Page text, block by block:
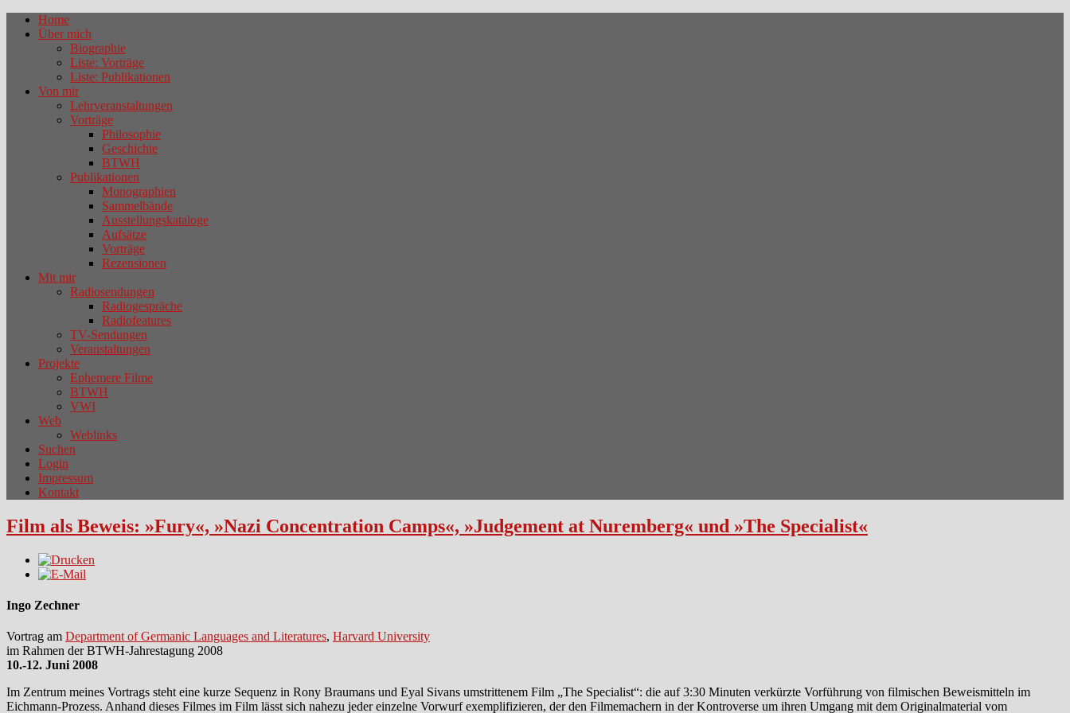
Home
Über mich
Biographie
Liste: Vorträge
Liste: Publikationen
Von mir
Lehrveranstaltungen
Vorträge
Philosophie
Geschichte
BTWH
Publikationen
Monographien
Sammelbände
Ausstellungskataloge
Aufsätze
Vorträge
Rezensionen
Mit mir
Radiosendungen
Radiogespräche
Radiofeatures
TV-Sendungen
Veranstaltungen
Projekte
Ephemere Filme
BTWH
VWI
Web
Weblinks
Suchen
Login
Impressum
Kontakt
Film als Beweis: »Fury«, »Nazi Concentration Camps«, »Judgement at Nuremberg« und »The Specialist«
Ingo Zechner
Vortrag am Department of Germanic Languages and Literatures, Harvard University
im Rahmen der BTWH-Jahrestagung 2008
10.-12. Juni 2008
Im Zentrum meines Vortrags steht eine kurze Sequenz in Rony Braumans und Eyal Sivans umstrittenem Film „The Specialist“: die auf 3:30 Minuten verkürzte Vorführung von filmischen Beweismitteln im
Eichmann-Prozess. Anhand dieses Filmes im Film lässt sich nahezu jeder einzelne Vorwurf exemplifizieren, der den Filmemachern in der Kontroverse um ihren Umgang mit dem Originalmaterial vom